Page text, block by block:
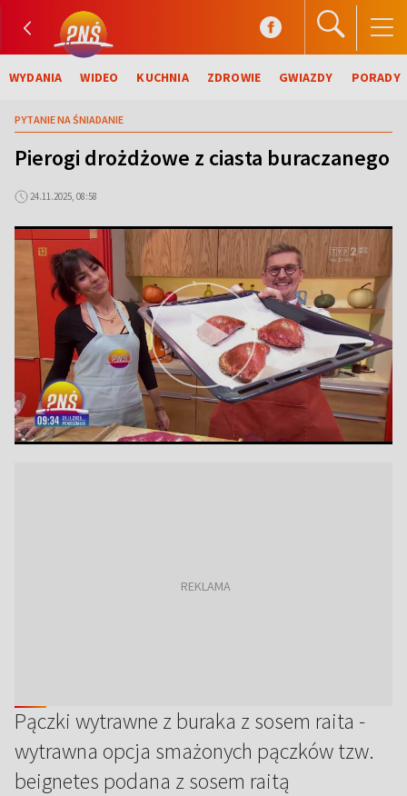
WYDANIA WIDEO KUCHNIA ZDROWIE GWIAZDY PORADY
PYTANIE NA ŚNIADANIE
Pierogi drożdżowe z ciasta buraczanego
24.11.2025, 08:58
Pączki wytrawne z buraka z sosem raita -
wytrawna opcja smażonych pączków tzw.
beignetes podana z sosem raitą